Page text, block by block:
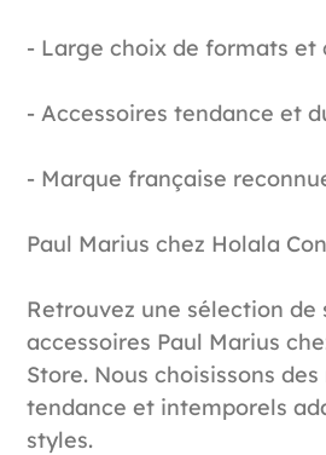
- Large choix de formats et
- Accessoires tendance et
- Marque française
Paul Marius chez Holala
Retrouvez une sélection de
accessoires Paul Marius
Store. Nous choisissons
tendance et intemporels
styles.